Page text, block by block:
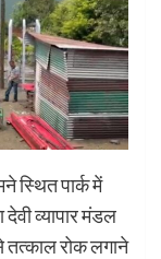
स्थित पार्क में
व्यापार मंडल
रोक लगाने